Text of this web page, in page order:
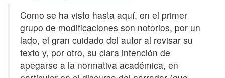
Como se ha visto hasta aquí, en el primer
grupo de modificaciones son notorios, por un
lado, el gran cuidado del autor al revisar su
texto y, por otro, su clara intención de
apegarse a la normativa académica, en